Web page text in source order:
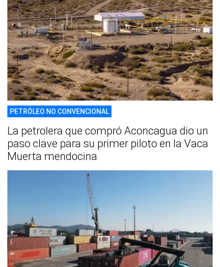
PETRÓLEO NO CONVENCIONAL
La petrolera que compró Aconcagua dio un
paso clave para su primer piloto en la Vaca
Muerta mendocina